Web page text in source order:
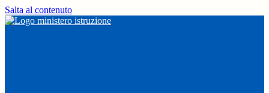
Salta al contenuto